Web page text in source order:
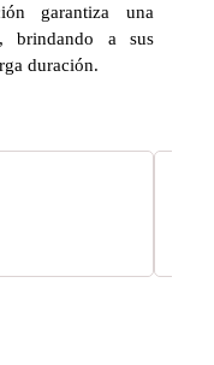
garantiza una
brindando a sus
duración.